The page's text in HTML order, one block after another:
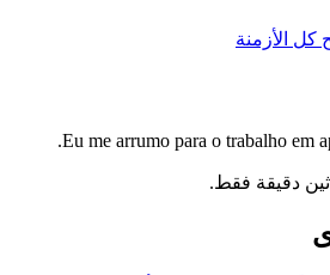
كل الأزمنة
Eu me arrumo para o trabalho em
دقيقة فقط.